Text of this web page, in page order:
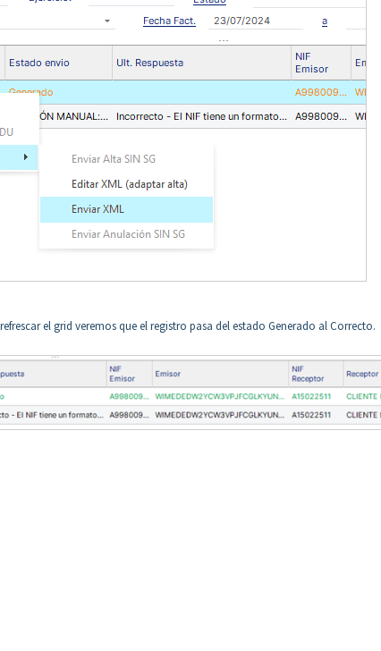
el grid veremos que el registro pasa del estado Generado al Correcto.